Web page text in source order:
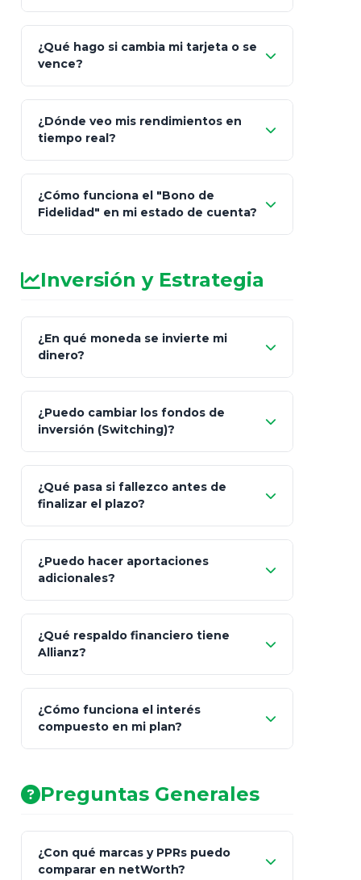
¿Qué hago si cambia mi tarjeta o se
vence?
"Link
de Cobro Seguro"
¿Dónde veo mis rendimientos en
tiempo real?
¿Cómo funciona el "Bono de
Fidelidad" en mi estado de cuenta?
Inversión y Estrategia
¿En qué moneda se invierte mi
dinero?
inflación), Dólares o Euros
¿Puedo cambiar los fondos de
inversión (Switching)?
"Switching" (cambio de fondos)
¿Qué pasa si fallezco antes de
finalizar el plazo?
100% a tus
beneficiarios designados
¿Puedo hacer aportaciones
adicionales?
¿Qué respaldo financiero tiene
Allianz?
AA (Muy Fuerte)
¿Cómo funciona el interés
compuesto en mi plan?
Preguntas Generales
¿Con qué marcas y PPRs puedo
comparar en netWorth?